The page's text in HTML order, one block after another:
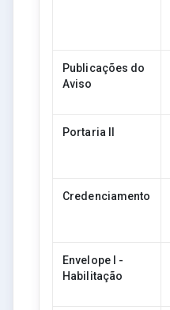
Publicações do
Aviso
Portaria II
Credenciamento
Envelope I -
Habilitação